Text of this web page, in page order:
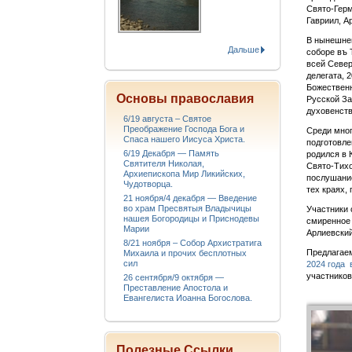
Свято-
Гавриил,
В
соборе въ
всей
делегата,
Русской
Среди
родился в
Свято-
тех краях,
Участники
смиренное
2024 года
Дальше
Основы православия
6/19 августа – Святое
Преображение Господа Бога и
Спаса нашего Иисуса Христа.
6/19 Декабря — Память
Святителя Николая,
Архиепископа Мир Ликийских,
Чудотворца.
21 ноября/4 декабря — Введение
во храм Пресвятыя Владычицы
нашея Богородицы и Приснодевы
Марии
8/21 ноября – Собор Архистратига
Михаила и прочих бесплотных
сил
26 сентября/9 октября —
Преставление Апостола и
Евангелиста Иоанна Богослова.